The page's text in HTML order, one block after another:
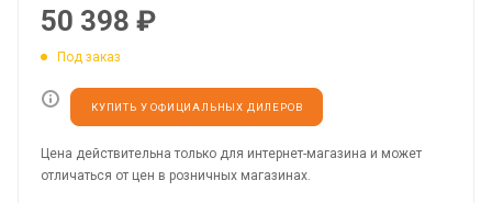
50 398 ₽
Под заказ
КУПИТЬ У ОФИЦИАЛЬНЫХ ДИЛЕРОВ
Цена действительна только для интернет-магазина и может
отличаться от цен в розничных магазинах.